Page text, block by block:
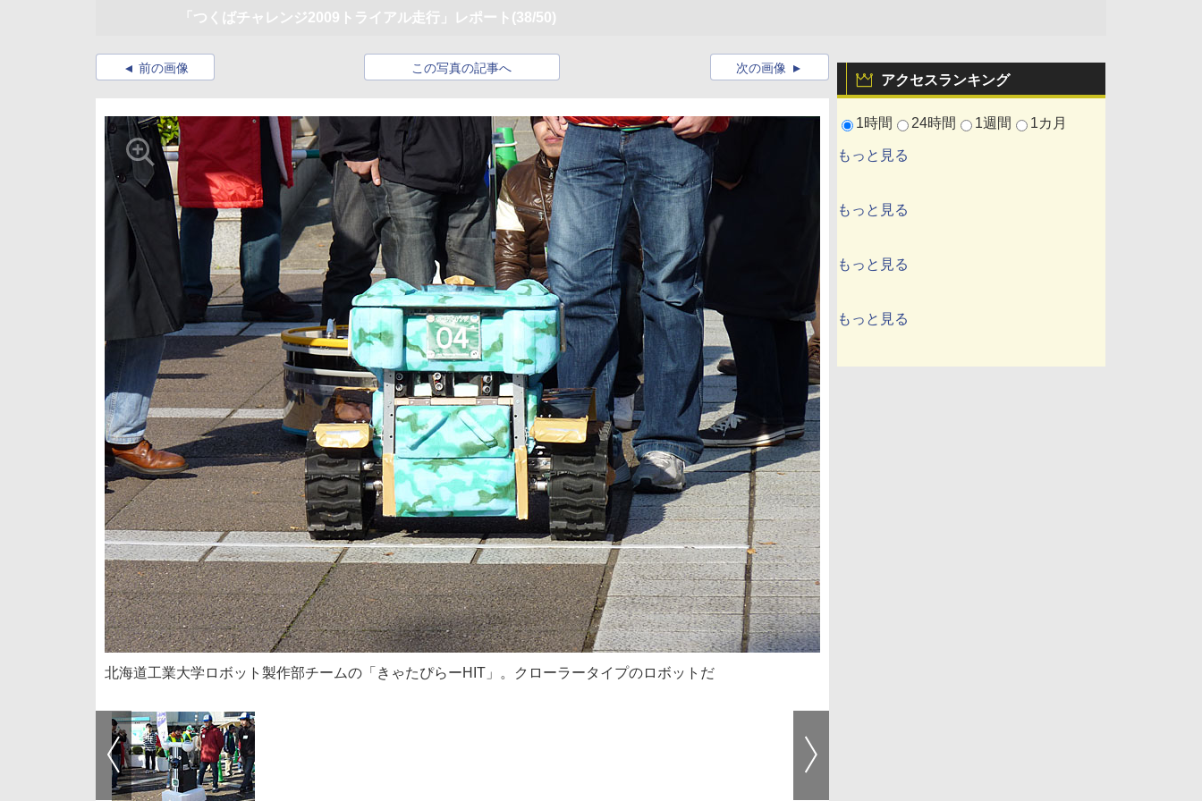
「つくばチャレンジ2009トライアル走行」レポート (38/50)
アクセスランキング
1時間 24時間 1週間 1カ月
もっと見る
もっと見る
もっと見る
もっと見る
前の画像 この写真の記事へ 次の画像
北海道工業大学ロボット製作部チームの「きゃたぴらーHIT」。クローラータイプのロボットだ